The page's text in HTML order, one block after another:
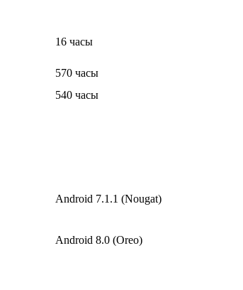
16 часы
570 часы
540 часы
Android 7.1.1 (Nougat)
Android 8.0 (Oreo)